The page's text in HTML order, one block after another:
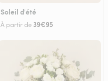
Soleil d'été
À partir de 39€95